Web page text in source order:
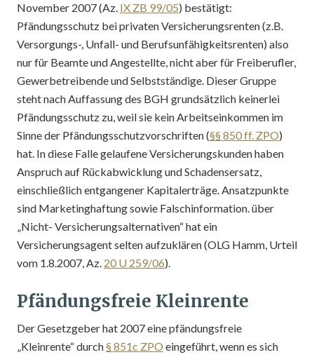
November 2007 (Az. IX ZB 99/05) bestätigt:
Pfändungsschutz bei privaten Versicherungsrenten (z.B.
Versorgungs-, Unfall- und Berufsunfähigkeitsrenten) also
nur für Beamte und Angestellte, nicht aber für Freiberufler,
Gewerbetreibende und Selbstständige. Dieser Gruppe
steht nach Auffassung des BGH grundsätzlich keinerlei
Pfändungsschutz zu, weil sie kein Arbeitseinkommen im
Sinne der Pfändungsschutzvorschriften (§§ 850 ff. ZPO)
hat. In diese Falle gelaufene Versicherungskunden haben
Anspruch auf Rückabwicklung und Schadensersatz,
einschließlich entgangener Kapitalerträge. Ansatzpunkte
sind Marketinghaftung sowie Falschinformation. über
„Nicht- Versicherungsalternativen“ hat ein
Versicherungsagent selten aufzuklären (OLG Hamm, Urteil
vom 1.8.2007, Az. 20 U 259/06).
Pfändungsfreie Kleinrente
Der Gesetzgeber hat 2007 eine pfändungsfreie
„Kleinrente“ durch§ 851c ZPO eingeführt, wenn es sich